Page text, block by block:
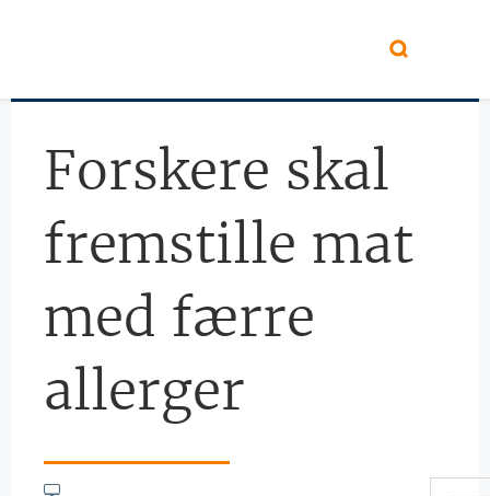
Forskere skal
fremstille mat
med færre
allerger